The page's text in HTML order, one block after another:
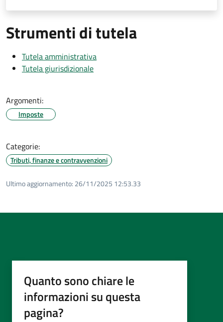
Strumenti di tutela
Tutela amministrativa
Tutela giurisdizionale
Argomenti:
Imposte
Categorie:
Tributi, finanze e contravvenzioni
Ultimo aggiornamento: 26/11/2025 12:53.33
Quanto sono chiare le
informazioni su questa
pagina?